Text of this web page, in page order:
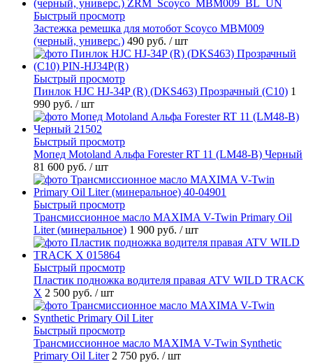
Быстрый просмотр
Застежка ремешка для мотобот Scoyco MBM009
(черный, универс.) 490 руб. / шт
Быстрый просмотр
Пинлок HJC HJ-34P (R) (DKS463) Прозрачный (C10) 1
990 руб. / шт
Быстрый просмотр
Мопед Motoland Альфа Forester RT 11 (LM48-B) Черный
81 600 руб. / шт
Быстрый просмотр
Трансмиссионное масло MAXIMA V-Twin Primary Oil
Liter (минеральное) 1 900 руб. / шт
Быстрый просмотр
Пластик подножка водителя правая ATV WILD TRACK
X 2 500 руб. / шт
Быстрый просмотр
Трансмиссионное масло MAXIMA V-Twin Synthetic
Primary Oil Liter 2 750 руб. / шт